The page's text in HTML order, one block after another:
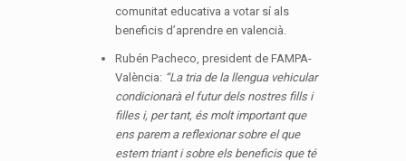
comunitat educativa a votar sí als
beneficis d’aprendre en valencià.
Rubén Pacheco, president de FAMPA-
València: “La tria de la llengua vehicular
condicionarà el futur dels nostres fills i
filles i, per tant, és molt important que
ens parem a reflexionar sobre el que
estem triant i sobre els beneficis que té